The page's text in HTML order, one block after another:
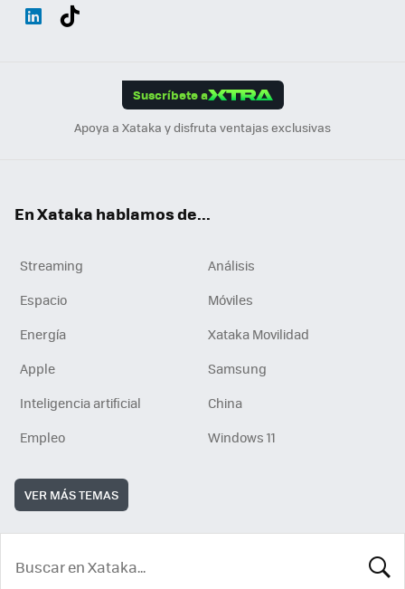
Suscríbete a
Apoya a Xataka y disfruta ventajas exclusivas
En Xataka hablamos de...
Streaming
Análisis
Espacio
Móviles
Energía
Xataka Movilidad
Apple
Samsung
Inteligencia artificial
China
Empleo
Windows 11
VER MÁS TEMAS